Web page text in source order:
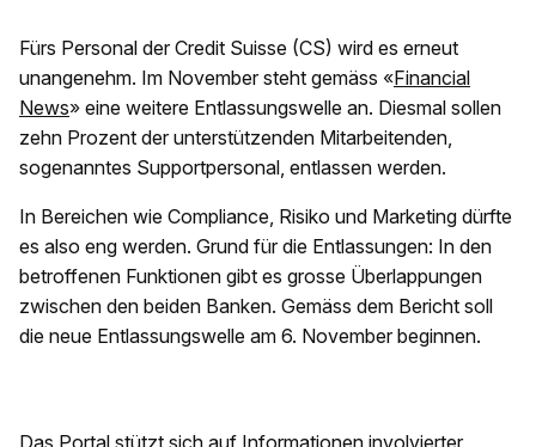
Fürs Personal der Credit Suisse (CS) wird es erneut
unangenehm. Im November steht gemäss «Financial
News» eine weitere Entlassungswelle an. Diesmal sollen
zehn Prozent der unterstützenden Mitarbeitenden,
sogenanntes Supportpersonal, entlassen werden.
In Bereichen wie Compliance, Risiko und Marketing dürfte
es also eng werden. Grund für die Entlassungen: In den
betroffenen Funktionen gibt es grosse Überlappungen
zwischen den beiden Banken. Gemäss dem Bericht soll
die neue Entlassungswelle am 6. November beginnen.